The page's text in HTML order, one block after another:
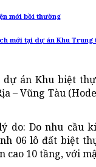
mới bồi thường
mới tại dự án Khu
án Khu biệt
– Vũng Tàu
do: Do nhu cầu
06 lô đất biệt
cao 10 tầng, với